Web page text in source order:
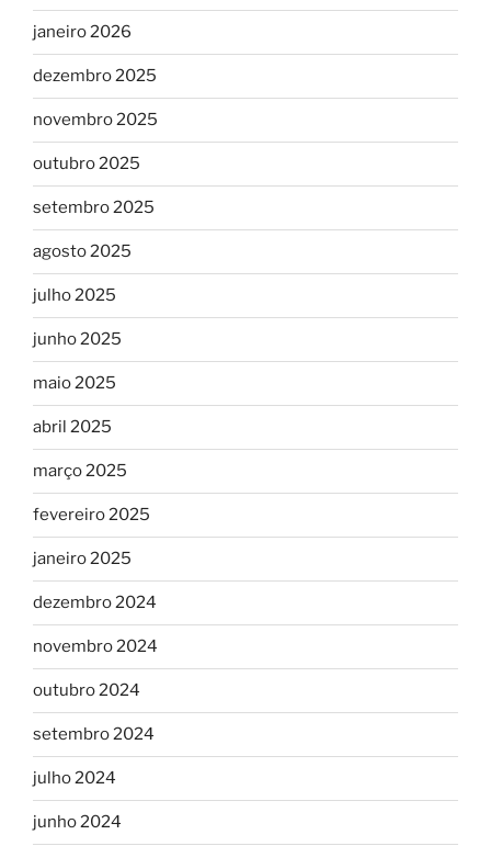
janeiro 2026
dezembro 2025
novembro 2025
outubro 2025
setembro 2025
agosto 2025
julho 2025
junho 2025
maio 2025
abril 2025
março 2025
fevereiro 2025
janeiro 2025
dezembro 2024
novembro 2024
outubro 2024
setembro 2024
julho 2024
junho 2024